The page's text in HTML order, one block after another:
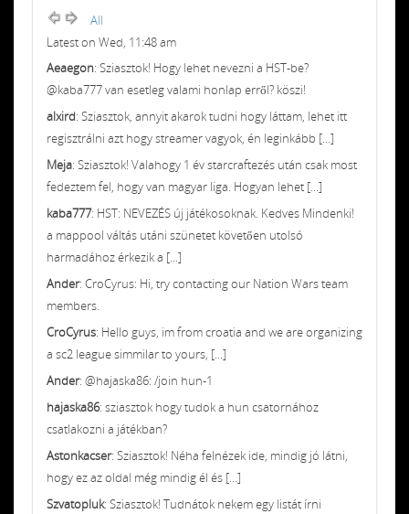
All
Latest on Wed, 11:48 am
Aeaegon: Sziasztok! Hogy lehet nevezni a HST-be?
@kaba777 van esetleg valami honlap erről? köszi!
alxird: Sziasztok, annyit akarok tudni hogy láttam, lehet itt
regisztrálni azt hogy streamer vagyok, én leginkább [...]
Meja: Sziasztok! Valahogy 1 év starcraftezés után csak most
fedeztem fel, hogy van magyar liga. Hogyan lehet [...]
kaba777: HST: NEVEZÉS új játékosoknak. Kedves Mindenki!
a mappool váltás utáni szünetet követően utolsó
harmadához érkezik a [...]
Ander: CroCyrus: Hi, try contacting our Nation Wars team
members.
CroCyrus: Hello guys, im from croatia and we are organizing
a sc2 league simmilar to yours, [...]
Ander: @hajaska86: /join hun-1
hajaska86: sziasztok hogy tudok a hun csatornához
csatlakozni a játékban?
Astonkacser: Sziasztok! Néha felnézek ide, mindig jó látni,
hogy ez az oldal még mindig él és [...]
Szvatopluk: Sziasztok! Tudnátok nekem egy listát írni